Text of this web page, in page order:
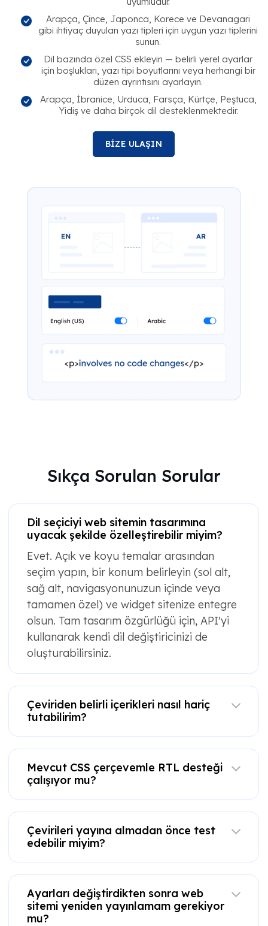
Arapça, Çince, Japonca, Korece ve Devanagari
gibi ihtiyaç duyulan yazı tipleri için uygun yazı tiplerini
sunun.
Dil bazında özel CSS ekleyin — belirli yerel ayarlar
için boşlukları, yazı tipi boyutlarını veya herhangi bir
düzen ayrıntısını ayarlayın.
Arapça, İbranice, Urduca, Farsça, Kürtçe, Peştuca,
Yidiş ve daha birçok dil desteklenmektedir.
BİZE ULAŞIN
Sıkça Sorulan Sorular
Dil seçiciyi web sitemin tasarımına
uyacak şekilde özelleştirebilir miyim?
Evet. Açık ve koyu temalar arasından
seçim yapın, bir konum belirleyin (sol alt,
sağ alt, navigasyonunuzun içinde veya
tamamen özel) ve widget sitenize entegre
olsun. Tam tasarım özgürlüğü için, API'yi
kullanarak kendi dil değiştiricinizi de
oluşturabilirsiniz.
Çeviriden belirli içerikleri nasıl hariç
tutabilirim?
Mevcut CSS çerçevemle RTL desteği
çalışıyor mu?
Çevirileri yayına almadan önce test
edebilir miyim?
Ayarları değiştirdikten sonra web
sitemi yeniden yayınlamam gerekiyor
mu?